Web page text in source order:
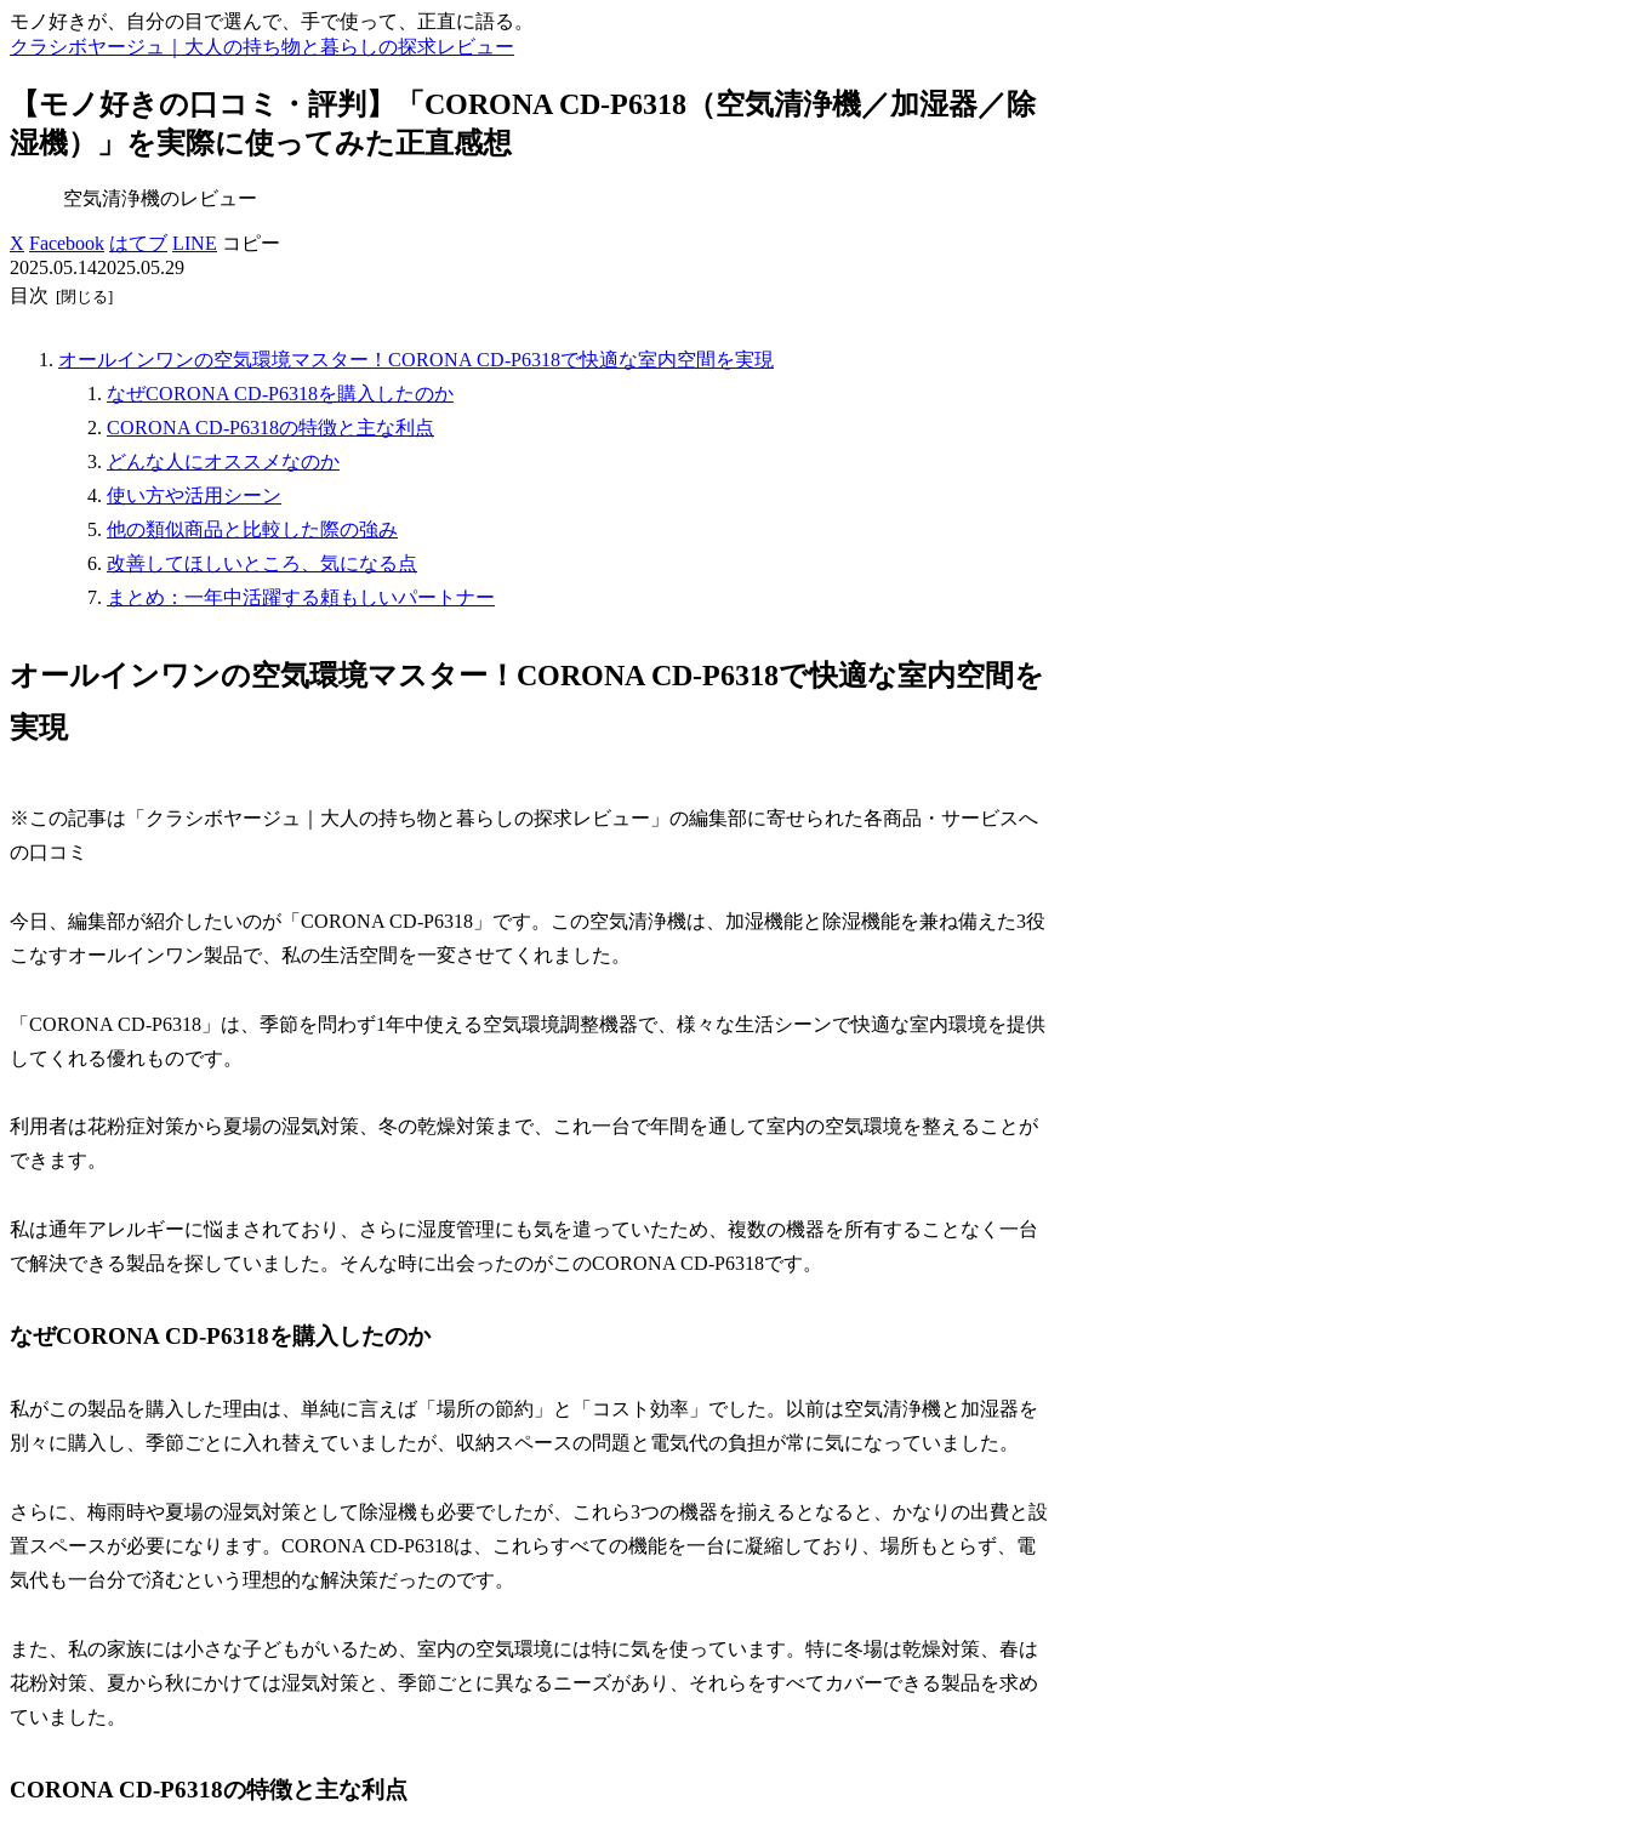
モノ好きが、自分の目で選んで、手で使って、正直に語る。
クラシボヤージュ｜大人の持ち物と暮らしの探求レビュー
【モノ好きの口コミ・評判】「CORONA CD-P6318（空気清浄機／加湿器／除
湿機）」を実際に使ってみた正直感想
空気清浄機のレビュー
X Facebook はてブ LINE コピー
2025.05.142025.05.29
目次
オールインワンの空気環境マスター！CORONA CD-P6318で快適な室内空間を実現
なぜCORONA CD-P6318を購入したのか
CORONA CD-P6318の特徴と主な利点
どんな人にオススメなのか
使い方や活用シーン
他の類似商品と比較した際の強み
改善してほしいところ、気になる点
まとめ：一年中活躍する頼もしいパートナー
オールインワンの空気環境マスター！CORONA CD-P6318で快適な室内空間を
実現
※この記事は「クラシボヤージュ｜大人の持ち物と暮らしの探求レビュー」の編集部に寄せられた各商品・サービスへ
の口コミ
今日、編集部が紹介したいのが「CORONA CD-P6318」です。この空気清浄機は、加湿機能と除湿機能を兼ね備えた3役
こなすオールインワン製品で、私の生活空間を一変させてくれました。
「CORONA CD-P6318」は、季節を問わず1年中使える空気環境調整機器で、様々な生活シーンで快適な室内環境を提供
してくれる優れものです。
利用者は花粉症対策から夏場の湿気対策、冬の乾燥対策まで、これ一台で年間を通して室内の空気環境を整えることが
できます。
私は通年アレルギーに悩まされており、さらに湿度管理にも気を遣っていたため、複数の機器を所有することなく一台
で解決できる製品を探していました。そんな時に出会ったのがこのCORONA CD-P6318です。
なぜCORONA CD-P6318を購入したのか
私がこの製品を購入した理由は、単純に言えば「場所の節約」と「コスト効率」でした。以前は空気清浄機と加湿器を
別々に購入し、季節ごとに入れ替えていましたが、収納スペースの問題と電気代の負担が常に気になっていました。
さらに、梅雨時や夏場の湿気対策として除湿機も必要でしたが、これら3つの機器を揃えるとなると、かなりの出費と設
置スペースが必要になります。CORONA CD-P6318は、これらすべての機能を一台に凝縮しており、場所もとらず、電
気代も一台分で済むという理想的な解決策だったのです。
また、私の家族には小さな子どもがいるため、室内の空気環境には特に気を使っています。特に冬場は乾燥対策、春は
花粉対策、夏から秋にかけては湿気対策と、季節ごとに異なるニーズがあり、それらをすべてカバーできる製品を求め
ていました。
CORONA CD-P6318の特徴と主な利点